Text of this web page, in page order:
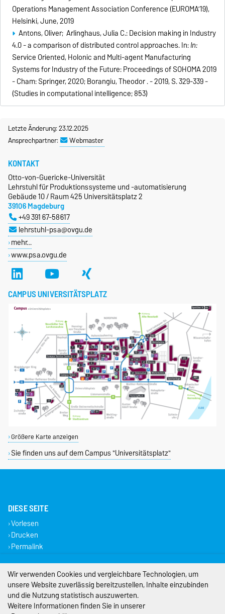
Operations Management Association Conference (EUROMA’19),
Helsinki, June, 2019
Antons, Oliver; Arlinghaus, Julia C.:Decision making in Industry
4.0 - a comparison of distributed control approaches. In:In:
Service Oriented, Holonic and Multi-agent Manufacturing
Systems for Industry of the Future: Proceedings of SOHOMA 2019
- Cham: Springer, 2020; Borangiu, Theodor . - 2019, S. 329-339 -
(Studies in computational intelligence; 853)
Letzte Änderung: 23.12.2025
Ansprechpartner:
Webmaster
KONTAKT
Otto-von-Guericke-Universität
Lehrstuhl für Produktionssysteme und -automatisierung
Gebäude 10 / Raum 425 Universitätsplatz 2
39106 Magdeburg
+49 391 67-58617
lehrstuhl-psa@ovgu.de
mehr…
www.psa.ovgu.de
CAMPUS UNIVERSITÄTSPLATZ
Größere Karte anzeigen
Sie finden uns auf dem Campus "Universitätsplatz"
DIESE SEITE
Vorlesen
Drucken
Permalink
Impressum
Datenschutz
Barrierefreiheit
Wir verwenden Cookies und vergleichbare Technologien, um
unsere Website zuverlässig bereitzustellen, Inhalte einzubinden
und die Nutzung statistisch auszuwerten.
Weitere Informationen finden Sie in unserer